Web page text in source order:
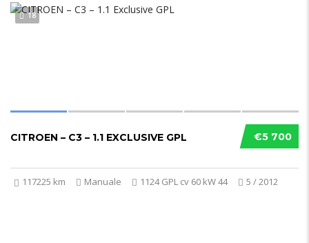
18
€5 700
CITROEN – C3 – 1.1 EXCLUSIVE GPL
117225 km Manuale 1124 GPL cv 60 kW 44 5 / 2012